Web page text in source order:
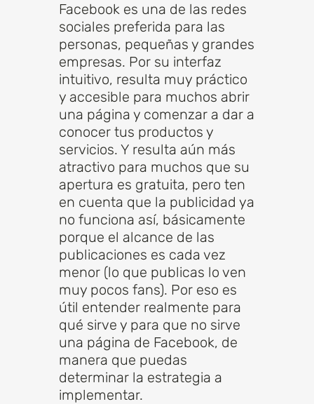
Facebook es una de las redes
sociales preferida para las
personas, pequeñas y grandes
empresas. Por su interfaz
intuitivo, resulta muy práctico
y accesible para muchos abrir
una página y comenzar a dar a
conocer tus productos y
servicios. Y resulta aún más
atractivo para muchos que su
apertura es gratuita, pero ten
en cuenta que la publicidad ya
no funciona así, básicamente
porque el alcance de las
publicaciones es cada vez
menor (lo que publicas lo ven
muy pocos fans). Por eso es
útil entender realmente para
qué sirve y para que no sirve
una página de Facebook, de
manera que puedas
determinar la estrategia a
implementar.